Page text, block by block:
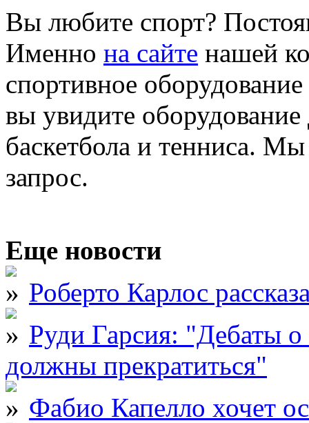
Вы любите спорт?
Именно на сайте нашей
спортивное
вы увидите
баскетбола и тенниса.
запрос.
Еще новости
Роберто Карлос
Руди Гарсия: "Дебаты
должны прекратиться"
Фабио Капелло хочет